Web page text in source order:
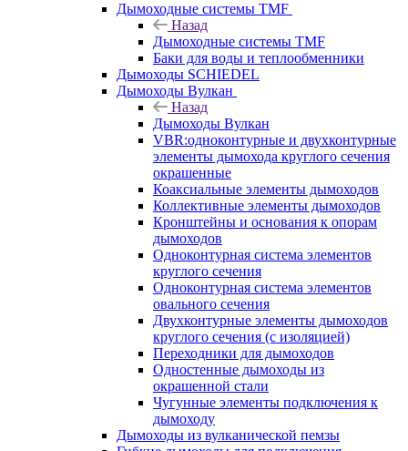
Дымоходные системы TMF
Назад
Дымоходные системы TMF
Баки для воды и теплообменники
Дымоходы SCHIEDEL
Дымоходы Вулкан
Назад
Дымоходы Вулкан
VBR:одноконтурные и двухконтурные
элементы дымохода круглого сечения
окрашенные
Коаксиальные элементы дымоходов
Коллективные элементы дымоходов
Кронштейны и основания к опорам
дымоходов
Одноконтурная система элементов
круглого сечения
Одноконтурная система элементов
овального сечения
Двухконтурные элементы дымоходов
круглого сечения (с изоляцией)
Переходники для дымоходов
Одностенные дымоходы из
окрашенной стали
Чугунные элементы подключения к
дымоходу
Дымоходы из вулканической пемзы